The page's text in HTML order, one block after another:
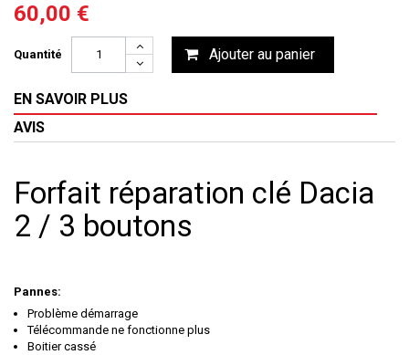
60,00 €
Quantité Ajouter au panier
EN SAVOIR PLUS
AVIS
Forfait réparation clé Dacia
2 / 3 boutons
Pannes:
Problème démarrage
Télécommande ne fonctionne plus
Boitier cassé